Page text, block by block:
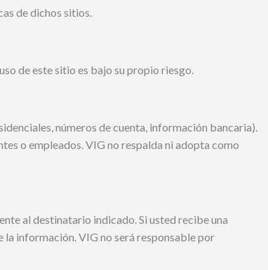
de dichos sitios.
de este sitio es bajo su propio riesgo.
números de cuenta, información bancaria).
o empleados. VIG no respalda ni adopta como
al destinatario indicado. Si usted recibe una
información. VIG no será responsable por